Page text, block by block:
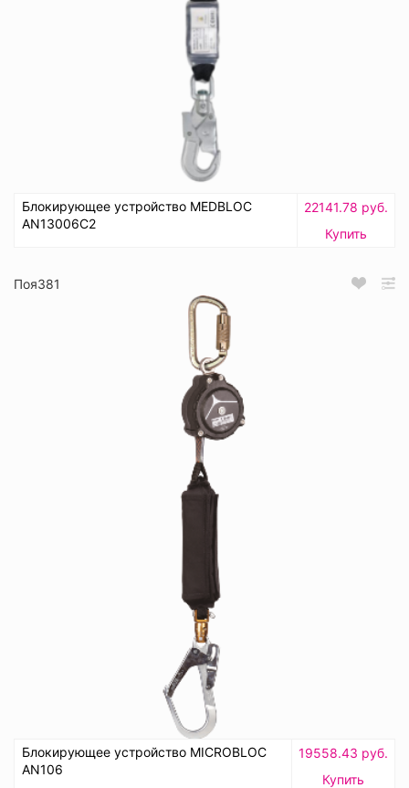
Блокирующее устройство MEDBLOC
AN13006C2
22141.78 руб.
Купить
Поя381
Блокирующее устройство MICROBLOC
AN106
19558.43 руб.
Купить